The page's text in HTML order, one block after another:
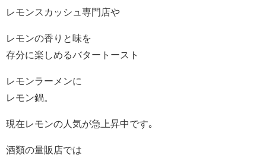
レモンスカッシュ専門店や
レモンの香りと味を
存分に楽しめるバタートースト
レモンラーメンに
レモン鍋。
現在レモンの人気が急上昇中です｡
酒類の量販店では